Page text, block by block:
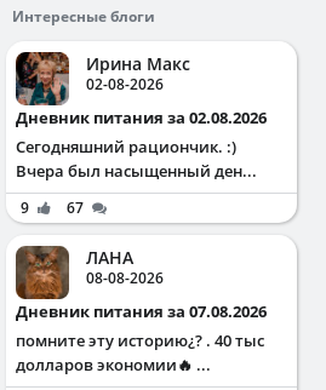
Интересные блоги
Ирина Макс
02-08-2026
Дневник питания за 02.08.2026
Сегодняшний рациончик. :)
Вчера был насыщенный ден...
9 67
ЛАНА
08-08-2026
Дневник питания за 07.08.2026
помните эту историю¿? . 40 тыс
долларов экономии🔥 ...